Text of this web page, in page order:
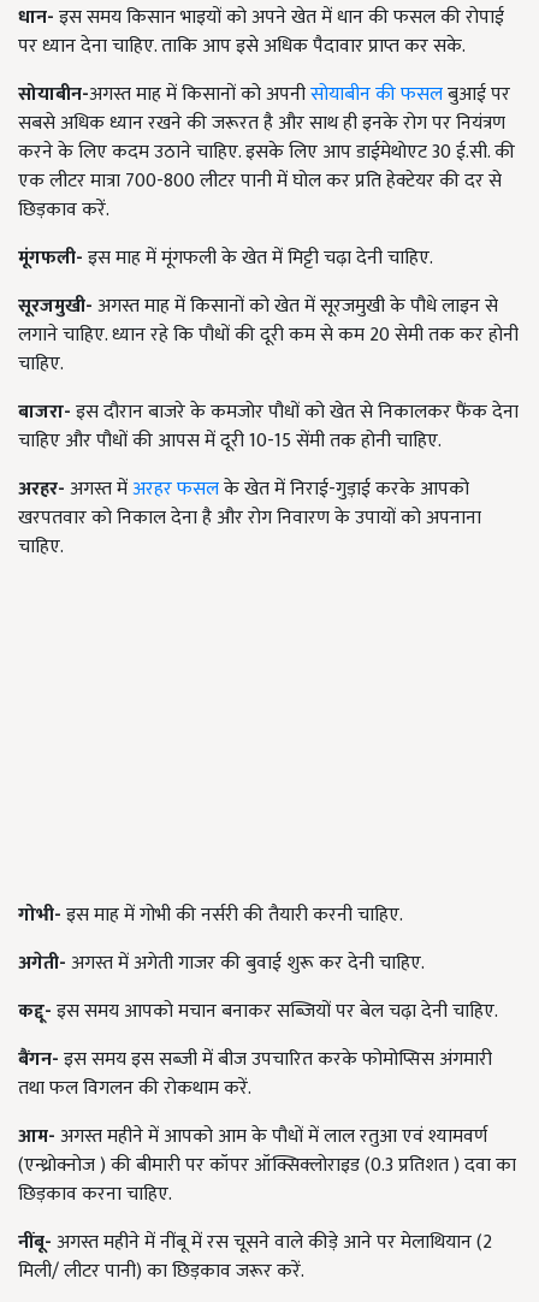
धान-इस समय किसान भाइयों को अपने खेत में धान की फसल की रोपाई
पर ध्यान देना चाहिए. ताकि आप इसे अधिक पैदावार प्राप्त कर सके.
सोयाबीन-अगस्त माह में किसानों को अपनीसोयाबीन की फसलबुआई पर
सबसे अधिक ध्यान रखने की जरूरत है और साथ ही इनके रोग पर नियंत्रण
करने के लिए कदम उठाने चाहिए. इसके लिए आप डाईमेथोएट 30 ई.सी. की
एक लीटर मात्रा 700-800 लीटर पानी में घोल कर प्रति हेक्टेयर की दर से
छिड़काव करें.
मूंगफली-इस माह में मूंगफली के खेत में मिट्टी चढ़ा देनी चाहिए.
सूरजमुखी-अगस्त माह में किसानों को खेत में सूरजमुखी के पौधे लाइन से
लगाने चाहिए. ध्यान रहे कि पौधों की दूरी कम से कम 20 सेमी तक कर होनी
चाहिए.
बाजरा-इस दौरान बाजरे के कमजोर पौधों को खेत से निकालकर फैंक देना
चाहिए और पौधों की आपस में दूरी 10-15 सेंमी तक होनी चाहिए.
अरहर-अगस्त मेंअरहर फसलके खेत में निराई-गुड़ाई करके आपको
खरपतवार को निकाल देना है और रोग निवारण के उपायों को अपनाना
चाहिए.
गोभी-इस माह में गोभी की नर्सरी की तैयारी करनी चाहिए.
अगेती-अगस्त में अगेती गाजर की बुवाई शुरू कर देनी चाहिए.
कद्दू-इस समय आपको मचान बनाकर सब्जियों पर बेल चढ़ा देनी चाहिए.
बैंगन-इस समय इस सब्जी में बीज उपचारित करके फोमोप्सिस अंगमारी
तथा फल विगलन की रोकथाम करें.
आम-अगस्त महीने में आपको आम के पौधों में लाल रतुआ एवं श्यामवर्ण
(एन्थ्रोक्नोज ) की बीमारी पर कॉपर ऑक्सिक्लोराइड (0.3 प्रतिशत ) दवा का
छिड़काव करना चाहिए.
नींबू-अगस्त महीने में नींबू में रस चूसने वाले कीड़े आने पर मेलाथियान (2
मिली/ लीटर पानी) का छिड़काव जरूर करें.